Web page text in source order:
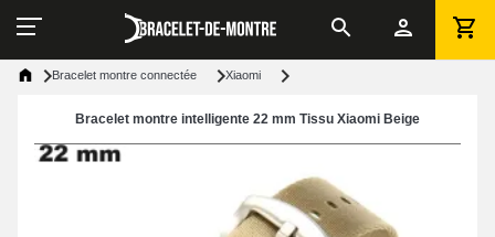
Bracelet montre connectée Xiaomi
Bracelet montre intelligente 22 mm Tissu Xiaomi Beige